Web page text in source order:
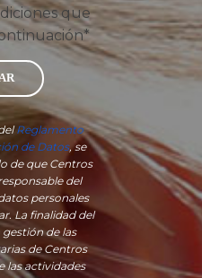
que
Reglamento
de Datos, se
de que Centros
del
personales
La finalidad del
de las
de Centros
las actividades